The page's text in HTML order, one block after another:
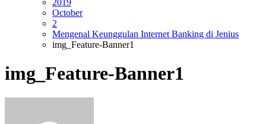
October
2
Mengenal Keunggulan Internet Banking di Jenius
img_Feature-Banner1
img_Feature-Banner1